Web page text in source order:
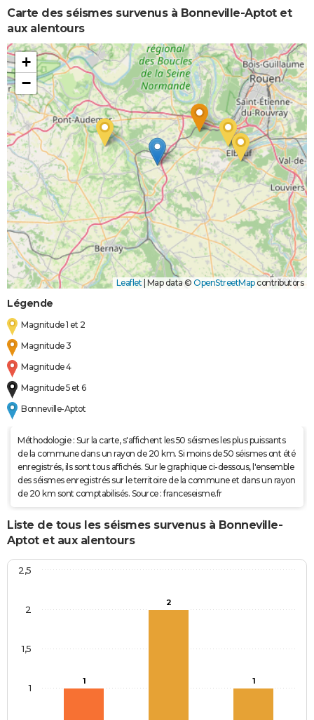
Carte des séismes survenus à Bonneville-Aptot et
aux alentours
+
−
Leaflet | Map data © OpenStreetMapcontributors
Légende
Magnitude 1 et 2
Magnitude 3
Magnitude 4
Magnitude 5 et 6
Bonneville-Aptot
Méthodologie : Sur la carte, s'affichent les 50 séismes les plus puissants
de la commune dans un rayon de 20 km. Si moins de 50 séismes ont été
enregistrés, ils sont tous affichés. Sur le graphique ci-dessous, l'ensemble
des séismes enregistrés sur le territoire de la commune et dans un rayon
de 20 km sont comptabilisés. Source : franceseisme.fr
Liste de tous les séismes survenus à Bonneville-
Aptot et aux alentours
1
2
1
1
1,5
2
2,5